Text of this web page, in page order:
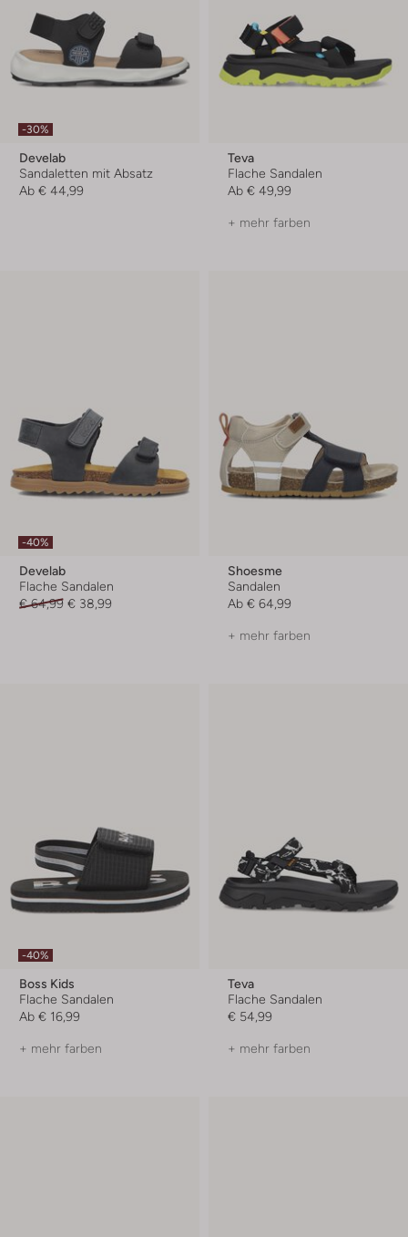
-30%
Develab
Sandaletten mit Absatz
Ab € 44,99
Teva
Flache Sandalen
Ab € 49,99
+ mehr farben
-40%
Develab
Flache Sandalen
€ 64,99 € 38,99
Shoesme
Sandalen
Ab € 64,99
+ mehr farben
-40%
Boss Kids
Flache Sandalen
Ab € 16,99
+ mehr farben
Teva
Flache Sandalen
€ 54,99
+ mehr farben